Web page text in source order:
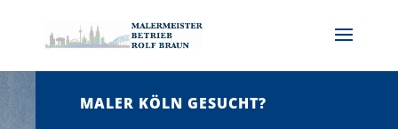
MALER KÖLN GESUCHT?